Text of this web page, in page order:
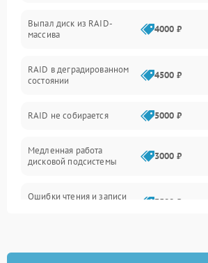
Сеть и коммуникации
Контроллеры и интерфейсы
Виртуализация и сервисы
Выпал диск из RAID-
массива
4000 ₽
RAID в деградированном
состоянии
4500 ₽
RAID не собирается 5000 ₽
Медленная работа
дисковой подсистемы
3000 ₽
Ошибки чтения и записи
3500 ₽